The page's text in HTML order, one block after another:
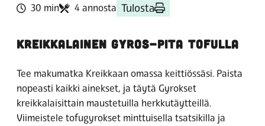
30 min 4 annosta Tulosta
KREIKKALAINEN GYROS-PITA TOFULLA
Tee makumatka Kreikkaan omassa keittiössäsi. Paista
nopeasti kaikki ainekset, ja täytä Gyrokset
kreikkalaisittain maustetuilla herkkutäytteillä.
Viimeistele tofugyrokset minttuisella tsatsikilla ja